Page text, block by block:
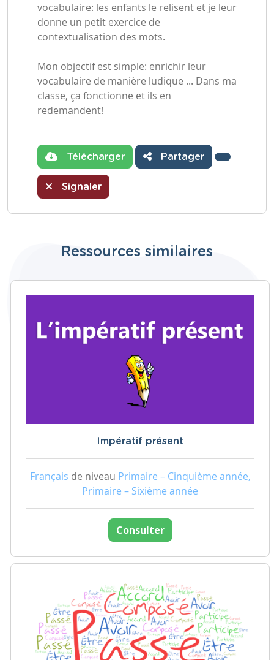
vocabulaire: les enfants le relisent et je leur
donne un petit exercice de
contextualisation des mots.
Mon objectif est simple: enrichir leur
vocabulaire de manière ludique ... Dans ma
classe, ça fonctionne et ils en
redemandent!
Télécharger Partager
Signaler
Ressources similaires
Impératif présent
Français de niveau Primaire – Cinquième année,
Primaire – Sixième année
Consulter